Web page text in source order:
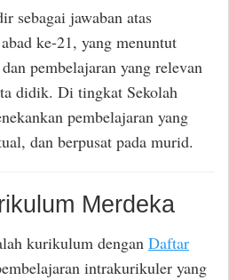
sebagai jawaban atas
ke-21, yang menuntut
pembelajaran yang relevan
didik. Di tingkat Sekolah
pembelajaran yang
dan berpusat pada murid.
Merdeka
kurikulum dengan Daftar
intrakurikuler yang